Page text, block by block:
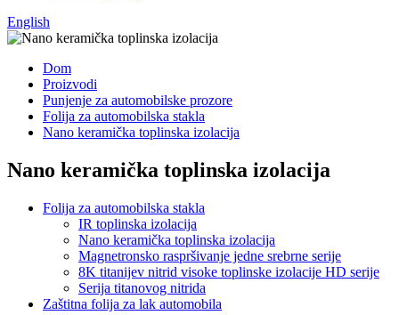
English
Dom
Proizvodi
Punjenje za automobilske prozore
Folija za automobilska stakla
Nano keramička toplinska izolacija
Nano keramička toplinska izolacija
Folija za automobilska stakla
IR toplinska izolacija
Nano keramička toplinska izolacija
Magnetronsko raspršivanje jedne srebrne serije
8K titanijev nitrid visoke toplinske izolacije HD serije
Serija titanovog nitrida
Zaštitna folija za lak automobila